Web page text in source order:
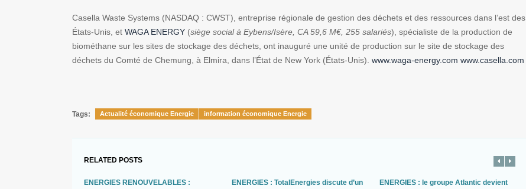
Casella Waste Systems (NASDAQ : CWST), entreprise régionale de gestion des déchets et des ressources dans l’est des
États-Unis, et WAGA ENERGY (siège social à Eybens/Isère, CA 59,6 M€, 255 salariés), spécialiste de la production de
biométhane sur les sites de stockage des déchets, ont inauguré une unité de production sur le site de stockage des
déchets du Comté de Chemung, à Elmira, dans l’État de New York (États-Unis). www.waga-energy.com www.casella.com
Tags: Actualité économique Energie information économique Energie
RELATED POSTS
ENERGIES RENOUVELABLES :
ENERGIES : TotalEnergies discute d’un
ENERGIES : le groupe Atlantic devient